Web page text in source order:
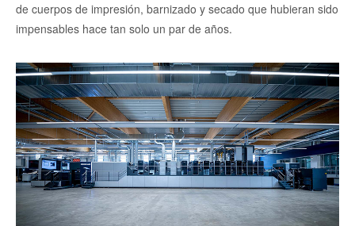
de cuerpos de impresión, barnizado y secado que hubieran sido
impensables hace tan solo un par de años.